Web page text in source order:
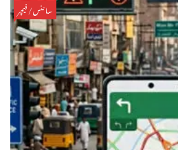
سائنس/فیچر